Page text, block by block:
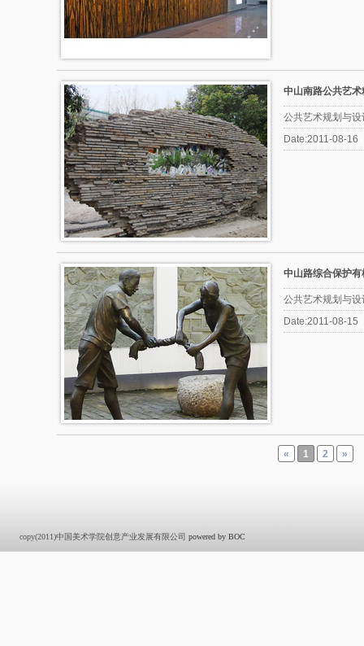
中山南路公共艺术
公共艺术规划与设
Date:2011-08-16
中山路综合保护
公共艺术规划与设
Date:2011-08-15
« 1 2 »
copy(2011)中国美术学院创意产业发展有限公司 powered by BOC